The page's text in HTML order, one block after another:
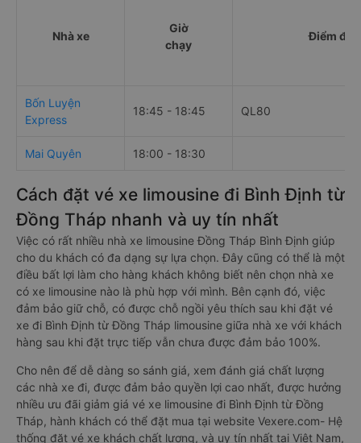
Nhà xe
Giờ
chạy
Điểm đi
Bốn Luyện
Express
18:45 - 18:45 QL80
Mai Quyên 18:00 - 18:30
Cách đặt vé xe limousine đi Bình Định từ
Đồng Tháp nhanh và uy tín nhất
Việc có rất nhiều nhà xe limousine Đồng Tháp Bình Định giúp
cho du khách có đa dạng sự lựa chọn. Đây cũng có thể là một
điều bất lợi làm cho hàng khách không biết nên chọn nhà xe
có xe limousine nào là phù hợp với mình. Bên cạnh đó, việc
đảm bảo giữ chỗ, có được chỗ ngồi yêu thích sau khi đặt vé
xe đi Bình Định từ Đồng Tháp limousine giữa nhà xe với khách
hàng sau khi đặt trực tiếp vẫn chưa được đảm bảo 100%.
Cho nên để dễ dàng so sánh giá, xem đánh giá chất lượng
các nhà xe đi, được đảm bảo quyền lợi cao nhất, được hưởng
nhiều ưu đãi giảm giá vé xe limousine đi Bình Định từ Đồng
Tháp, hành khách có thể đặt mua tại website Vexere.com- Hệ
thống đặt vé xe khách chất lượng, và uy tín nhất tại Việt Nam,